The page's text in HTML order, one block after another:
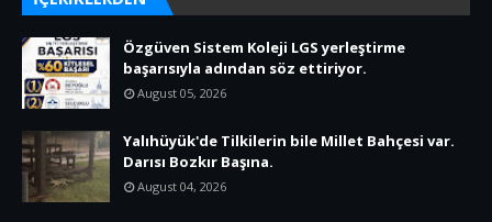
Özgüven Sistem Koleji LGS yerleştirme
başarısıyla adından söz ettiriyor.
August 05, 2026
Yalıhüyük'de Tilkilerin bile Millet Bahçesi var.
Darısı Bozkır Başına.
August 04, 2026